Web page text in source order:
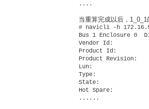
当重算完成以后，
# navicli -h
Bus 1 Enclosure 0
Vendor Id:
Product Id:
Product Revision:
Lun:
Type:
Hot Spare: